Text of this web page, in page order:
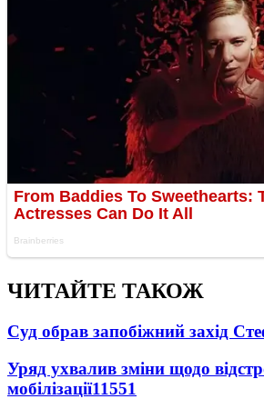
ЧИТАЙТЕ ТАКОЖ
Суд обрав запобіжний захід
Уряд ухвалив зміни щодо
мобілізації11551